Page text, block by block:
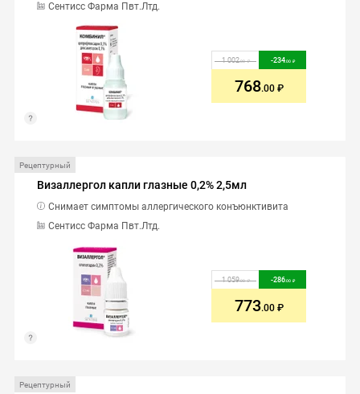
Сентисс Фарма Пвт.Лтд.
1 002.00 -234.00
768.00
Рецептурный
Визаллергол капли глазные 0,2% 2,5мл
Сентисс Фарма Пвт.Лтд.
Снимает симптомы аллергического конъюнктивита
1 059.00 -286.00
773.00
Рецептурный